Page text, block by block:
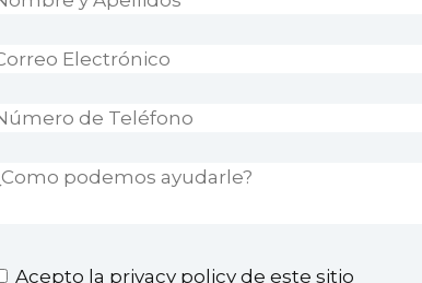
Acepto la privacy policy de este sitio